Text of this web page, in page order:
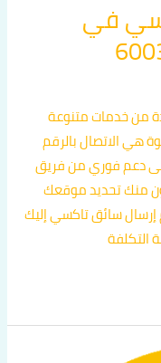
في
من خدمات متنوعة
هي الاتصال بالرقم
حيث ستحصل على دعم فوري من فريق
منك تحديد موقعك
إرسال سائق تاكسي إليك